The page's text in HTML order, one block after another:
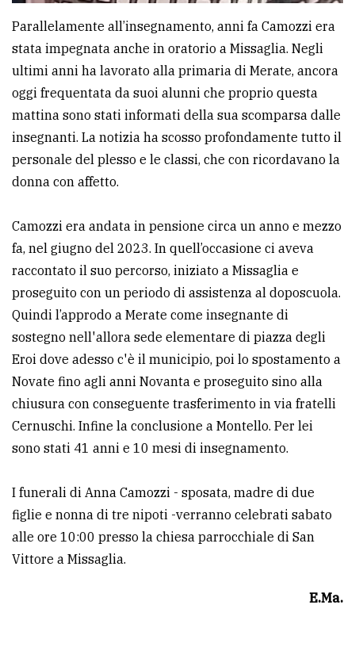
Parallelamente all’insegnamento, anni fa Camozzi era
stata impegnata anche in oratorio a Missaglia. Negli
ultimi anni ha lavorato alla primaria di Merate, ancora
oggi frequentata da suoi alunni che proprio questa
mattina sono stati informati della sua scomparsa dalle
insegnanti. La notizia ha scosso profondamente tutto il
personale del plesso e le classi, che con ricordavano la
donna con affetto.
Camozzi era andata in pensione circa un anno e mezzo
fa, nel giugno del 2023. In quell’occasione ci aveva
raccontato il suo percorso, iniziato a Missaglia e
proseguito con un periodo di assistenza al doposcuola.
Quindi l’approdo a Merate come insegnante di
sostegno nell'allora sede elementare di piazza degli
Eroi dove adesso c'è il municipio, poi lo spostamento a
Novate fino agli anni Novanta e proseguito sino alla
chiusura con conseguente trasferimento in via fratelli
Cernuschi. Infine la conclusione a Montello. Per lei
sono stati 41 anni e 10 mesi di insegnamento.
I funerali di Anna Camozzi - sposata, madre di due
figlie e nonna di tre nipoti -verranno celebrati sabato
alle ore 10:00 presso la chiesa parrocchiale di San
Vittore a Missaglia.
E.Ma.